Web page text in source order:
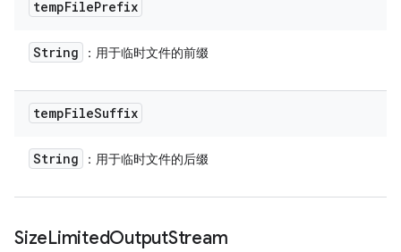
tempFilePrefix
String ：用于临时文件的前缀
tempFileSuffix
String ：用于临时文件的后缀
SizeLimitedOutputStream